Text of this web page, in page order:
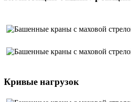
Кривые нагрузок